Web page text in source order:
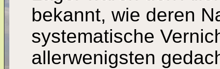
bekannt, wie deren
systematische
allerwenigsten